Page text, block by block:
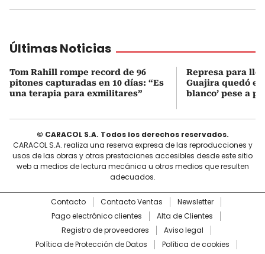
Últimas Noticias
Tom Rahill rompe record de 96
pitones capturadas en 10 días: “Es
una terapia para exmilitares”
Represa para
Guajira quedó en
blanco’ pese a
© CARACOL S.A. Todos los derechos reservados.
CARACOL S.A. realiza una reserva expresa de las reproducciones y
usos de las obras y otras prestaciones accesibles desde este sitio
web a medios de lectura mecánica u otros medios que resulten
adecuados.
Contacto Contacto Ventas
Newsletter
Pago electrónico clientes
Alta de Clientes
Registro de proveedores
Aviso legal
Política de Protección de Datos
Política de cookies